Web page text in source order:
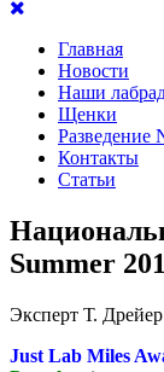
Главная
Новости
Наши
Щенки
Разведение
Контакты
Статьи
Summer
Эксперт Т. Дрейер
Just Lab Miles